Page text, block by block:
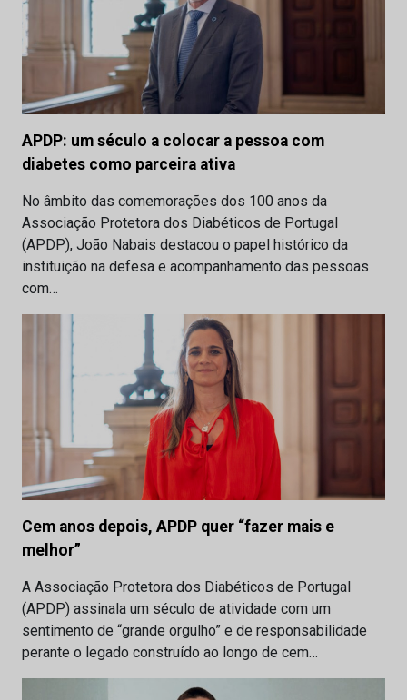
APDP: um século a colocar a pessoa com
diabetes como parceira ativa
No âmbito das comemorações dos 100 anos da
Associação Protetora dos Diabéticos de Portugal
(APDP), João Nabais destacou o papel histórico da
instituição na defesa e acompanhamento das pessoas
com…
Cem anos depois, APDP quer “fazer mais e
melhor”
A Associação Protetora dos Diabéticos de Portugal
(APDP) assinala um século de atividade com um
sentimento de “grande orgulho” e de responsabilidade
perante o legado construído ao longo de cem…